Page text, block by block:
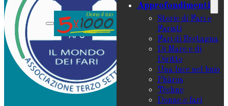
Approfondimenti
Storie di Fari e
Faristi
Fari di Bretagna
Di Mare e di
Diritto
Una luce nel buio
Phàros
Téchne
Donne e fari